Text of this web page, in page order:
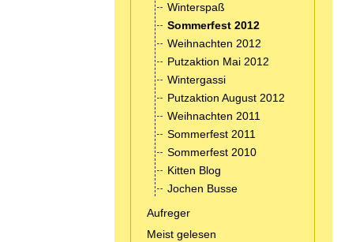
Winterspaß
Sommerfest 2012
Weihnachten 2012
Putzaktion Mai 2012
Wintergassi
Putzaktion August 2012
Weihnachten 2011
Sommerfest 2011
Sommerfest 2010
Kitten Blog
Jochen Busse
Aufreger
Meist gelesen